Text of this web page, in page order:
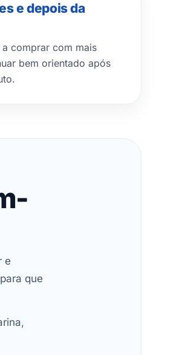
e depois da
comprar com mais
bem orientado após
e
que